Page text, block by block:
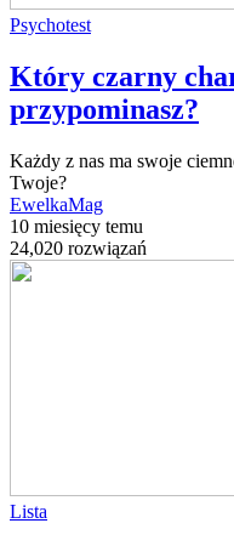
Psychotest
Który czarny
przypominasz?
Każdy z nas ma swoje
Twoje?
EwelkaMag
10 miesięcy temu
24,020 rozwiązań
Lista